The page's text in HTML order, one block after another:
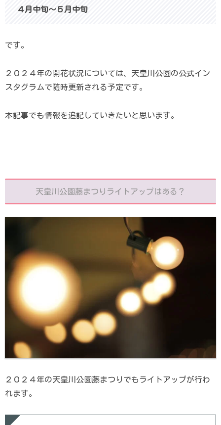
４月中旬～５月中旬
です。
２０２４年の開花状況については、天皇川公園の公式イン
スタグラムで随時更新される予定です。
本記事でも情報を追記していきたいと思います。
天皇川公園藤まつりライトアップはある？
２０２４年の天皇川公園藤まつりでもライトアップが行わ
れます。